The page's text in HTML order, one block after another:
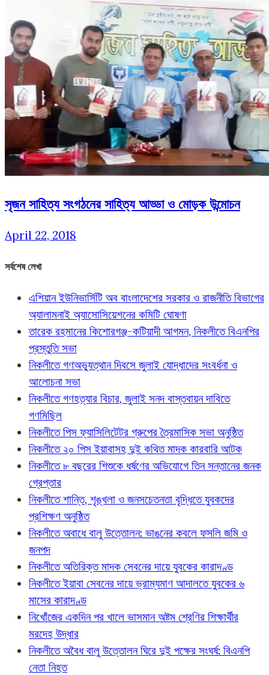
সৃজন সাহিত্য সংগঠনের সাহিত্য আড্ডা ও মোড়ক উন্মোচন
April 22, 2018
সর্বশেষ লেখা
এশিয়ান ইউনিভার্সিটি অব বাংলাদেশের সরকার ও রাজনীতি বিভাগের
অ্যালামনাই অ্যাসোসিয়েশনের কমিটি ঘোষণা
তারেক রহমানের কিশোরগঞ্জ-কটিয়াদী আগমন, নিকলীতে বিএনপির
প্রস্তুতি সভা
নিকলীতে গণঅভ্যুত্থান দিবসে জুলাই যোদ্ধাদের সংবর্ধনা ও
আলোচনা সভা
নিকলীতে গণহত্যার বিচার, জুলাই সনদ বাস্তবায়ন দাবিতে
গণমিছিল
নিকলীতে পিস ফ্যাসিলিটেটর গ্রুপের ত্রৈমাসিক সভা অনুষ্ঠিত
নিকলীতে ২০ পিস ইয়াবাসহ দুই কথিত মাদক কারবারি আটক
নিকলীতে ৮ বছরের শিশুকে ধর্ষণের অভিযোগে তিন সন্তানের জনক
গ্রেপ্তার
নিকলীতে শান্তি, শৃঙ্খলা ও জনসচেতনতা বৃদ্ধিতে যুবকদের
প্রশিক্ষণ অনুষ্ঠিত
নিকলীতে অবাধে বালু উত্তোলন: ভাঙনের কবলে ফসলি জমি ও
জনপদ
নিকলীতে অতিরিক্ত মাদক সেবনের দায়ে যুবকের কারাদণ্ড
নিকলীতে ইয়াবা সেবনের দায়ে ভ্রাম্যমাণ আদালতে যুবকের ৬
মাসের কারাদণ্ড
নিখোঁজের একদিন পর খালে ভাসমান অষ্টম শ্রেণির শিক্ষার্থীর
মরদেহ উদ্ধার
নিকলীতে অবৈধ বালু উত্তোলন ঘিরে দুই পক্ষের সংঘর্ষ: বিএনপি
নেতা নিহত